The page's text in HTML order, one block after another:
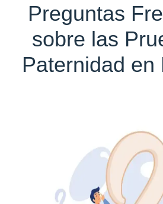
Preguntas
sobre las
Paternidad en